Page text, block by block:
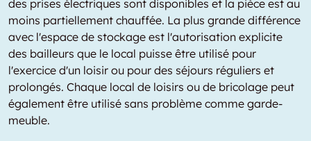
des prises électriques sont disponibles et la pièce est au
moins partiellement chauffée. La plus grande différence
avec l'espace de stockage est l'autorisation explicite
des bailleurs que le local puisse être utilisé pour
l'exercice d'un loisir ou pour des séjours réguliers et
prolongés. Chaque local de loisirs ou de bricolage peut
également être utilisé sans problème comme garde-
meuble.